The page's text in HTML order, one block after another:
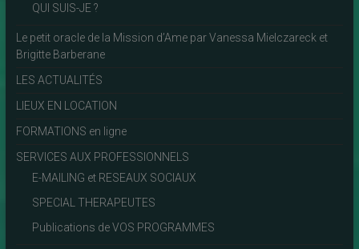
QUI SUIS-JE ?
Le petit oracle de la Mission d’Ame par Vanessa Mielczareck et
Brigitte Barberane
LES ACTUALITÉS
LIEUX EN LOCATION
FORMATIONS en ligne
SERVICES AUX PROFESSIONNELS
E-MAILING et RESEAUX SOCIAUX
SPECIAL THERAPEUTES
Publications de VOS PROGRAMMES